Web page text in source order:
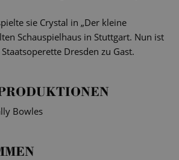
sie Crystal in „Der kleine
Schauspielhaus in Stuttgart. Nun ist
Dresden zu Gast.
Bowles